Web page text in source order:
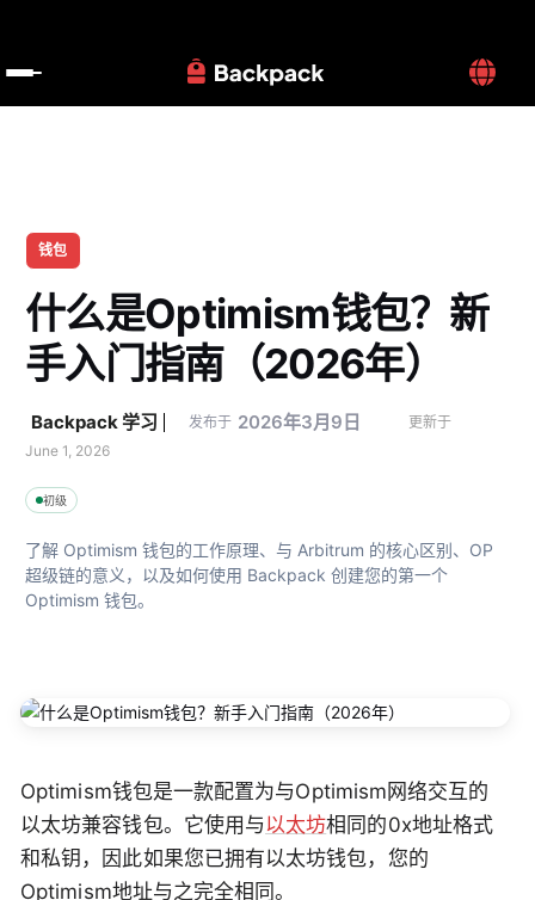
钱包
什么是Optimism钱包？新
手入门指南（2026年）
Backpack 学习 发布于 2026年3月9日
更新于
June 1, 2026
初级
了解 Optimism 钱包的工作原理、与 Arbitrum 的核心区别、OP
超级链的意义，以及如何使用 Backpack 创建您的第一个
Optimism 钱包。
Optimism钱包是一款配置为与Optimism网络交互的
以太坊兼容钱包。它使用与以太坊相同的0x地址格式
和私钥，因此如果您已拥有以太坊钱包，您的
Optimism地址与之完全相同。